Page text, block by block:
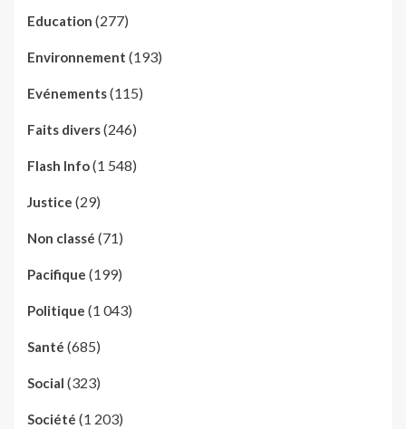
Education (277)
Environnement (193)
Evénements(115)
Faits divers(246)
Flash Info(1 548)
Justice (29)
Non classé (71)
Pacifique (199)
Politique (1 043)
Santé (685)
Social (323)
Société (1 203)